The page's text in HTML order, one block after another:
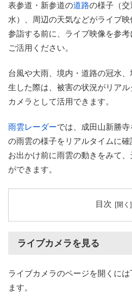
表参道・新参道の道路の様子（
水）、周辺の天気などがライブ映
参詣する前に、ライブ映像を参
ご活用ください。
台風や大雨、境内・道路の冠水
生した際は、被害の状況がリア
カメラとして活用できます。
雨雲レーダーでは、成田山新勝
の雨雲の様子をリアルタイムに確
お出かけ前に雨雲の動きをみて
ができます。
目次
ライブカメラを見る
ライブカメラのページを開くに
ます。